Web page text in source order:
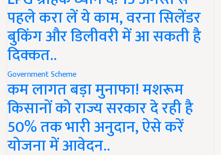
पहले करा लें ये काम, वरना सिलेंडर
बुकिंग और डिलीवरी में आ सकती है
दिक्कत..
Government Scheme
कम लागत बड़ा मुनाफा! मशरूम
किसानों को राज्य सरकार दे रही है
50% तक भारी अनुदान, ऐसे करें
योजना में आवेदन..